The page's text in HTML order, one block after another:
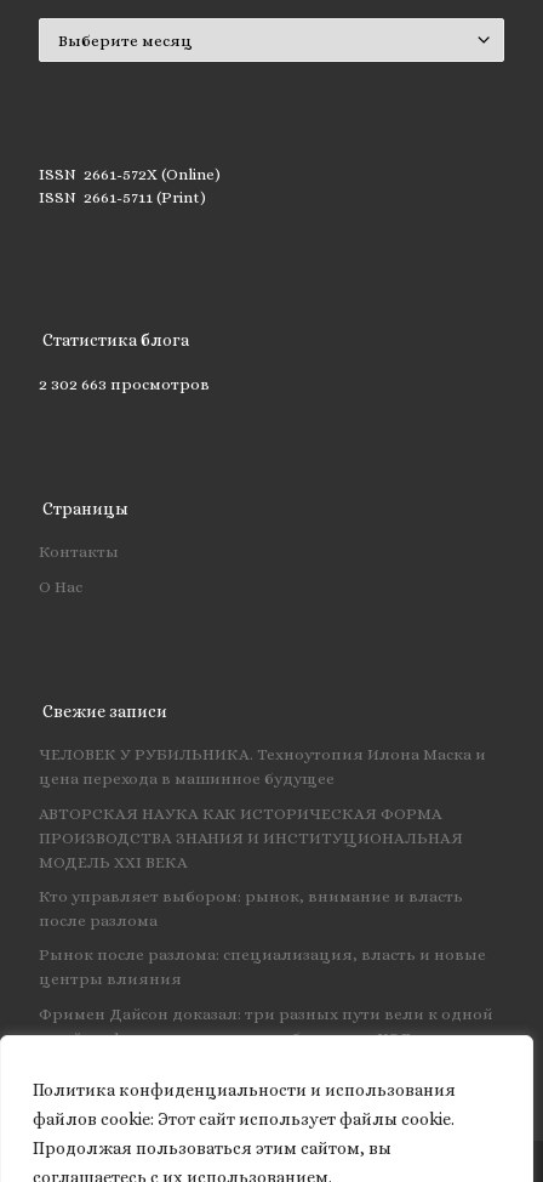
Политика конфиденциальности и использования
файлов сookie: Этот сайт использует файлы cookie.
Продолжая пользоваться этим сайтом, вы
соглашаетесь с их использованием.
ISSN 2661-572X (Online)
ISSN 2661-5711 (Print)
Статистика блога
2 302 663 просмотров
Страницы
Контакты
О Нас
Свежие записи
ЧЕЛОВЕК У РУБИЛЬНИКА. Техноутопия Илона Маска и
цена перехода в машинное будущее
АВТОРСКАЯ НАУКА КАК ИСТОРИЧЕСКАЯ ФОРМА
ПРОИЗВОДСТВА ЗНАНИЯ И ИНСТИТУЦИОНАЛЬНАЯ
МОДЕЛЬ XXI ВЕКА
Кто управляет выбором: рынок, внимание и власть
после разлома
Рынок после разлома: специализация, власть и новые
центры влияния
Фримен Дайсон доказал: три разных пути вели к одной
и той же физике — и навсегда объединил КЭД